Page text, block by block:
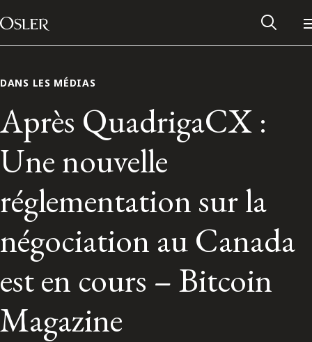
Passer au contenu
Main Navigation
Réseau des anciens d’Osler
Contactez-nous
ENGLISH
DANS LES MÉDIAS
Après QuadrigaCX :
Une nouvelle
réglementation sur la
négociation au Canada
est en cours – Bitcoin
Magazine